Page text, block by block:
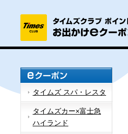
タイムズ スパ・レスタ
タイムズカー×富士急
ハイランド